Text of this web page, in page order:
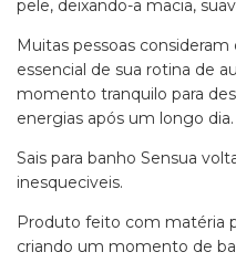
pele, deixando-a macia,
Muitas pessoas
essencial de sua rotina de
momento tranquilo para
energias após um longo dia.
Sais para banho Sensua
inesqueciveis.
Produto feito com matéria
criando um momento de